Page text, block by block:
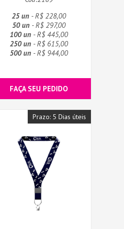
25 un- R$ 228,00
50 un- R$ 297,00
100 un- R$ 445,00
250 un- R$ 615,00
500 un- R$ 944,00
FAÇA SEU PEDIDO
Prazo: 5 Dias úteis